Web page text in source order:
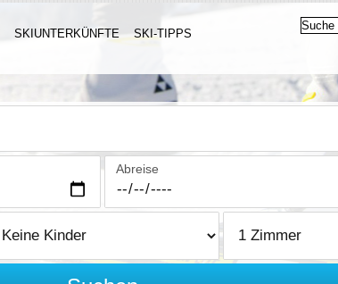
SKIUNTERKÜNFTE SKI-TIPPS
Abreise